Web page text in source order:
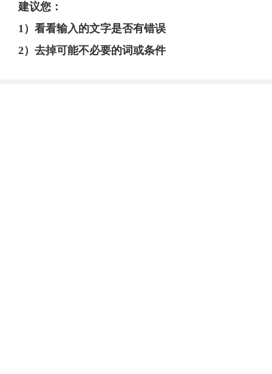
建议您：
1）看看输入的文字是否有错误
2）去掉可能不必要的词或条件